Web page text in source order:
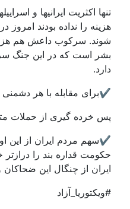
تنها اکثریت ایرانیها و
هزینه را نداده بودند
شوند. سرکوب داعش هم هزینه
بشر است که در این جنگ
دارد.
✔️برای مقابله با هر
پس خرده گیری از حملات
✔️سهم مردم ایران از این
حکومت قداره بند را
ایران از چنگال این
#ویکتوریا_آزاد